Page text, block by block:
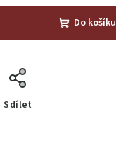
Do košíku
Sdílet